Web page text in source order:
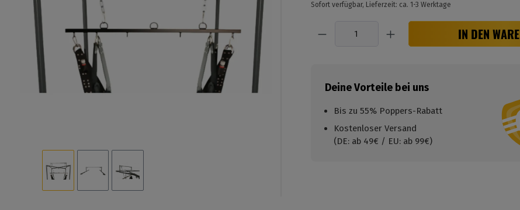
Sofort verfügbar, Lieferzeit: ca. 1-3 Werktage
IN DEN
Deine Vorteile bei uns
Bis zu 55% Poppers-Rabatt
Kostenloser Versand
(DE: ab 49€ / EU: ab 99€)